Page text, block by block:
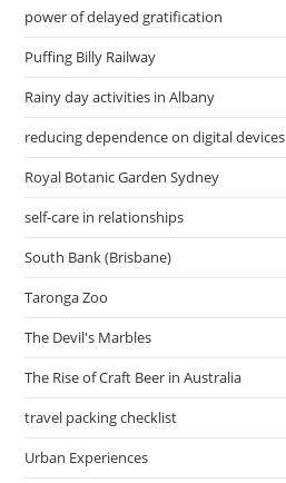
power of delayed gratification
Puffing Billy Railway
Rainy day activities in Albany
reducing dependence on digital devices
Royal Botanic Garden Sydney
self-care in relationships
South Bank (Brisbane)
Taronga Zoo
The Devil's Marbles
The Rise of Craft Beer in Australia
travel packing checklist
Urban Experiences